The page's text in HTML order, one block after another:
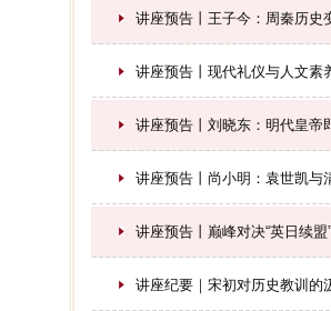
讲座预告丨王子今：周秦历史
讲座预告丨现代礼仪与人文素
讲座预告丨刘晓东：明代皇帝
讲座预告丨尚小明：袁世凯与
讲座预告丨巅峰对决“英日续
讲座纪要｜宋初对历史教训的